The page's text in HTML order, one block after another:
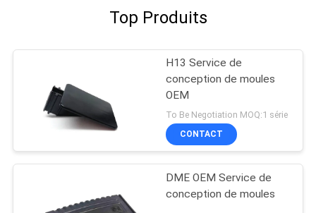
Top Produits
H13 Service de
conception de moules
OEM
To Be Negotiation MOQ:1 série
CONTACT
DME OEM Service de
conception de moules